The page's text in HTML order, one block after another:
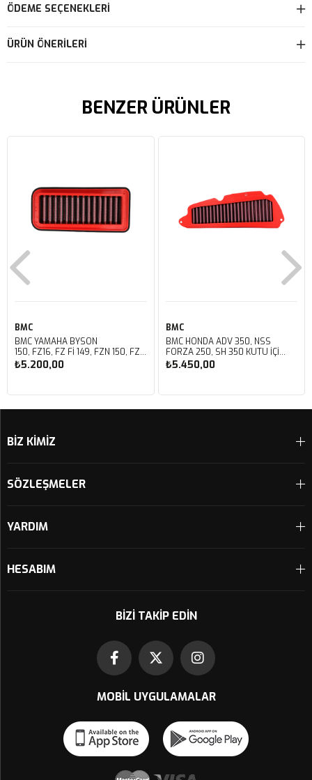
ÖDEME SEÇENEKLERI
ÜRÜN ÖNERILERI
BENZER ÜRÜNLER
BMC
BMC YAMAHA BYSON
150, FZ16, FZ FI 149, FZN 150, FZS
FI V3 KUTU İÇİ PERFORMANS
HAVA FİLTRESİ FM01147
₺5.200,00
BMC
BMC HONDA ADV 350, NSS
FORZA 250, SH 350 KUTU İÇİ
PERFORMANS HAVA FİLTRESİ
₺5.450,00
BİZ KİMİZ
SÖZLEŞMELER
YARDIM
HESABIM
BIZI TAKIP EDIN
MOBIL UYGULAMALAR